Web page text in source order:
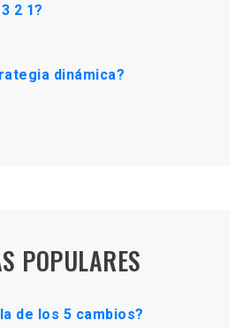
2 1?
dinámica?
POPULARES
de los 5 cambios?